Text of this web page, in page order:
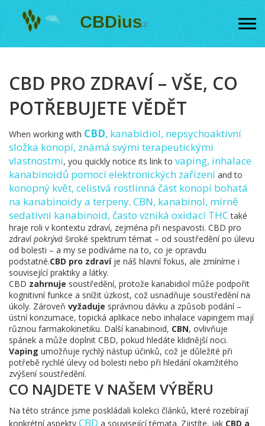
CBD PRO ZDRAVÍ – VŠE, CO
POTŘEBUJETE VĚDĚT
When working with CBD, kanabidiol, nepsychoaktivní
složka konopí, známá svými terapeutickými
vlastnostmi, you quickly notice its link to vaping, inhalace
kanabinoidů pomocí elektronických zařízení and to
konopný květ, celistvá rostlinná část konopí bohatá
na kanabinoidy a terpeny. CBN, kanabinol, mírně
sedativní kanabinoid, často vzniká oxidací THCtaké
hraje roli v kontextu zdraví, zejména při nespavosti. CBD pro
zdravípokrývá široké spektrum témat – od soustředění po úlevu
od bolesti – a my se podíváme na to, co je opravdu
podstatné.CBD pro zdravíje náš hlavní fokus, ale zmíníme i
související praktiky a látky.
CBD zahrnuje soustředění, protože kanabidiol může podpořit
kognitivní funkce a snížit úzkost, což usnadňuje soustředění na
úkoly. Zároveň vyžaduje správnou dávku a způsob podání –
ústní konzumace, topická aplikace nebo inhalace vapingem mají
různou farmakokinetiku. Další kanabinoid, CBN, ovlivňuje
spánek a může doplnit CBD, pokud hledáte klidnější noci.
Vaping umožňuje rychlý nástup účinků, což je důležité při
potřebě rychlé úlevy od bolesti nebo při hledání okamžitého
zvýšení soustředění.
CO NAJDETE V NAŠEM VÝBĚRU
Na této stránce jsme poskládali kolekci článků, které rozebírají
konkrétní aspekty CBD a související témata. Zjistíte, jak CBD a